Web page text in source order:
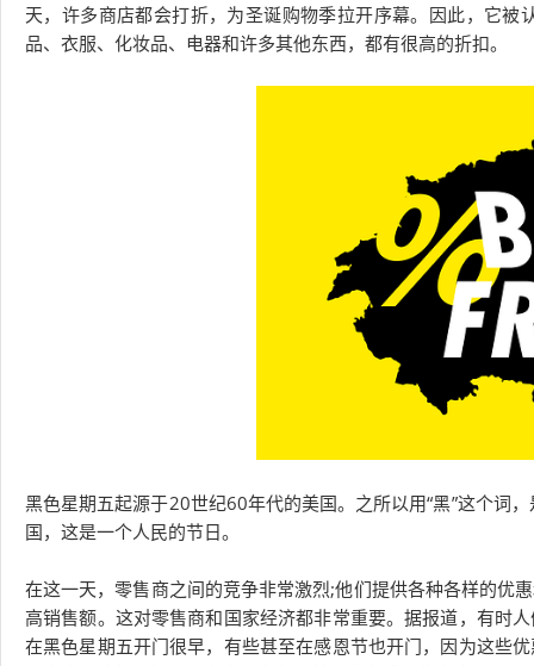
天，许多商店都会打折，为圣诞购物季拉开序幕。因此，它
品、衣服、化妆品、电器和许多其他东西，都有很高的折扣。
黑色星期五起源于20世纪60年代的美国。之所以用“黑”这个词
国，这是一个人民的节日。
在这一天，零售商之间的竞争非常激烈;他们提供各种各样的优
高销售额。这对零售商和国家经济都非常重要。据报道，有时
在黑色星期五开门很早，有些甚至在感恩节也开门，因为这些